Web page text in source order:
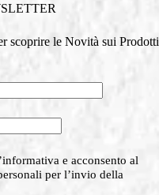
scoprire le Novità sui Prodotti
e acconsento al
per l’invio della